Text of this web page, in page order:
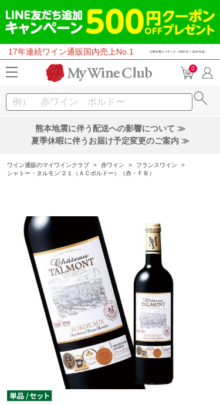
17年連続ワイン通販国内売上No.1
0
熊本地震に伴う配送への影響について ≫
夏季休暇に伴うお届け予定変更のご案内 ≫
ワイン通販のマイワインクラブ > 赤ワイン > フランスワイン
>
シャトー・タルモン’２１（ＡＣボルドー）（赤・ＦＢ）